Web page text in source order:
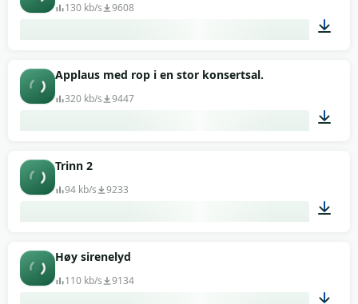
130 kb/s 9608
Applaus med rop i en stor konsertsal.
320 kb/s 9447
Trinn 2
94 kb/s 9233
Høy sirenelyd
110 kb/s 9134